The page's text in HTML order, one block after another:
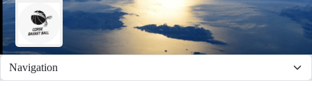
Panneau de gestion des cookies